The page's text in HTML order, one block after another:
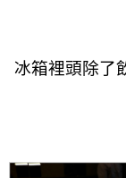
冰箱裡頭除了